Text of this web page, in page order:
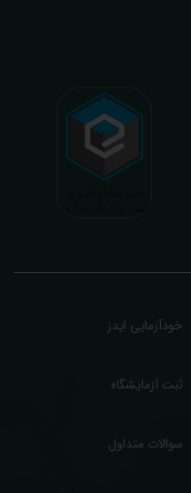
ما در تفسیر، استخراج حداکثر
اطلاعاتی دقیقتر، کاربردی، قابل
ای سالم تر برای تبدیل شدن به
برسیم. قابل ذکر است که جواب
دسترسی ندارد و موارد تفسیر نیز
ما تابع اصول اخلاق پزشکی و حرفه ای
خودآزمایی ایدز
ثبت آزمایشگاه
سوالات متداول